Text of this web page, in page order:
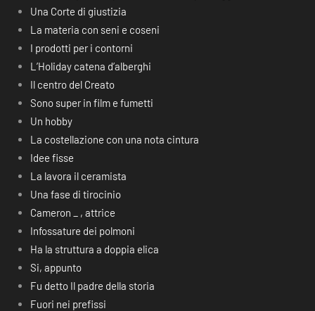
Una Corte di giustizia
La materia con seni e coseni
I prodotti per i contorni
L’Holiday catena d’alberghi
Il centro del Creato
Sono super in film e fumetti
Un hobby
La costellazione con una nota cintura
Idee fisse
La lavora il ceramista
Una fase di tirocinio
Cameron _ , attrice
Infossature dei polmoni
Ha la struttura a doppia elica
Si, appunto
Fu detto Il padre della storia
Fuori nei prefissi